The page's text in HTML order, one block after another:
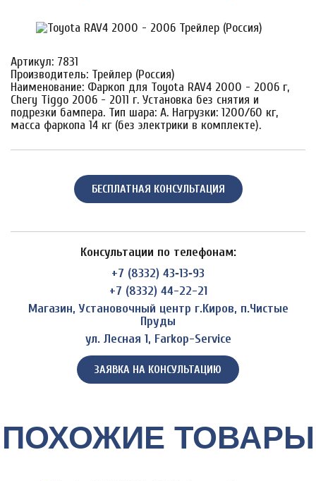
Артикул: 7831
Производитель: Трейлер (Россия)
Наименование: Фаркоп для Toyota RAV4 2000 - 2006 г,
Chery Tiggo 2006 - 2011 г. Установка без снятия и
подрезки бампера. Тип шара: A. Нагрузки: 1200/60 кг,
масса фаркопа 14 кг (без электрики в комплекте).
БЕСПЛАТНАЯ КОНСУЛЬТАЦИЯ
Консультации по телефонам:
+7 (8332) 43‑13‑93
+7 (8332) 44-22-21
Магазин, Установочный центр г.Киров, п.Чистые
Пруды
ул. Лесная 1, Farkop-Service
ЗАЯВКА НА КОНСУЛЬТАЦИЮ
ПОХОЖИЕ ТОВАРЫ